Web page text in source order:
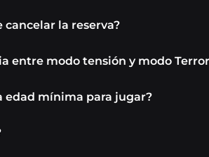
cancelar la reserva?
entre modo tensión y modo
edad mínima para jugar?